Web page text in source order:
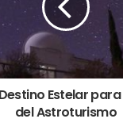
del objeto, la
a la corriente de
Estelar
del Astroturismo